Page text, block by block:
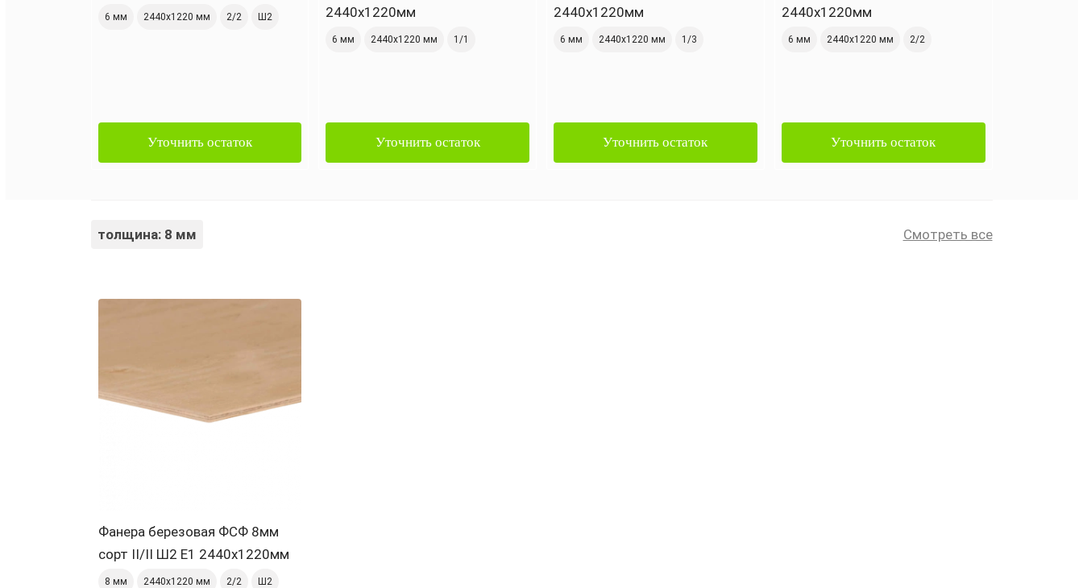
6 мм 2440х1220 мм 2/2 Ш2
Уточнить остаток
2440х1220мм
6 мм 2440х1220 мм 1/1
Уточнить остаток
2440х1220мм
6 мм 2440х1220 мм 1/3
Уточнить остаток
2440х1220мм
6 мм 2440х1220 мм 2/2
Уточнить остаток
толщина: 8 мм Смотреть все
Фанера березовая ФСФ 8мм
сорт II/II Ш2 Е1 2440х1220мм
8 мм 2440х1220 мм 2/2 Ш2